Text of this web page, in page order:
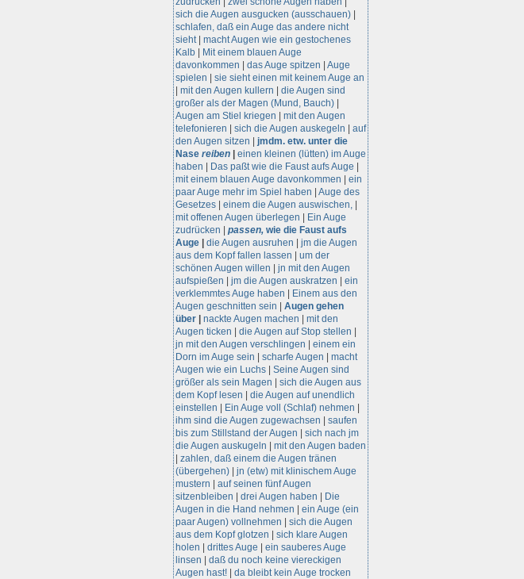
sich die Augen ausgucken (ausschauen)
schlafen, daß ein Auge das andere nicht
sieht| macht Augen wie ein gestochenes
Kalb
Mit einem blauen Auge
davonkommen
das Auge spitzen
Auge
spielen
sie sieht einen mit keinem Auge an
mit den Augen kullern
die Augen sind
großer als der Magen (Mund, Bauch)
Augen am Stiel kriegen
mit den Augen
telefonieren
sich die Augen auskegeln
auf
den Augen sitzen
jmdm. etw. unter die
Nase reiben
einen kleinen (lütten) im Auge
haben
Das paßt wie die Faust aufs Auge
mit einem blauen Auge davonkommen
ein
paar Auge mehr im Spiel haben
Auge des
Gesetzes
einem die Augen auswischen,
mit offenen Augen überlegen
Ein Auge
zudrücken
passen, wie die Faust aufs
Auge
die Augen ausruhen
jm die Augen
aus dem Kopf fallen lassen
um der
schönen Augen willen
jn mit den Augen
aufspießen
jm die Augen auskratzen
ein
verklemmtes Auge haben
Einem aus den
Augen geschnitten sein
Augen gehen
über
nackte Augen machen
mit den
Augen ticken
die Augen auf Stop stellen
jn mit den Augen verschlingen
einem ein
Dorn im Auge sein
scharfe Augen
macht
Augen wie ein Luchs
Seine Augen sind
größer als sein Magen
sich die Augen aus
dem Kopf lesen
die Augen auf unendlich
einstellen
Ein Auge voll (Schlaf) nehmen
ihm sind die Augen zugewachsen
saufen
bis zum Stillstand der Augen
sich nach jm
die Augen auskugeln
mit den Augen baden
zahlen, daß einem die Augen tränen
(übergehen)
jn (etw) mit klinischem Auge
mustern
auf seinen fünf Augen
sitzenbleiben
drei Augen haben
Die
Augen in die Hand nehmen
ein Auge (ein
paar Augen) vollnehmen
sich die Augen
aus dem Kopf glotzen
sich klare Augen
holen
drittes Auge
ein sauberes Auge
linsen
daß du noch keine viereckigen
Augen hast!
da bleibt kein Auge trocken